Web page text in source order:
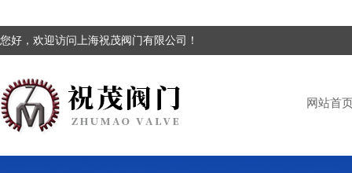
您好，欢迎访问上海祝茂阀门有限公司！
网站首